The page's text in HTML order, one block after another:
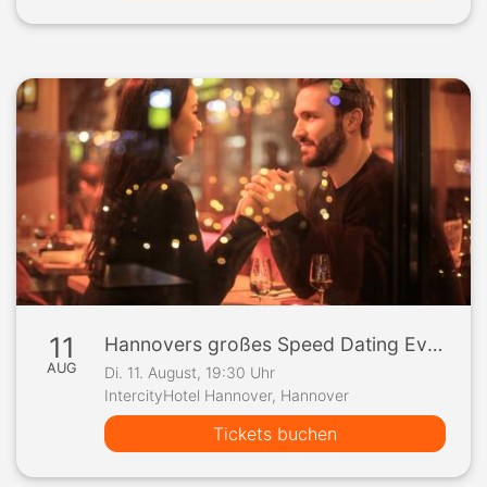
11
AUG
Hannovers großes Speed Dating Event
Di. 11. August, 19:30 Uhr
IntercityHotel Hannover, Hannover
Tickets buchen